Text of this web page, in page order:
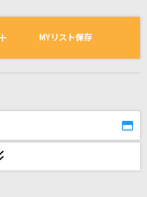
MYリスト保存